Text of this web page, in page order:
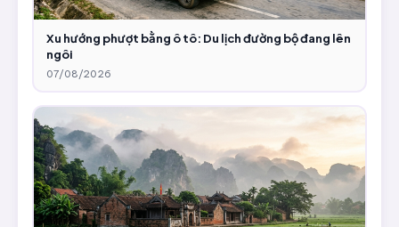
Xu hướng phượt bằng ô tô: Du lịch đường bộ đang lên
ngôi
07/08/2026